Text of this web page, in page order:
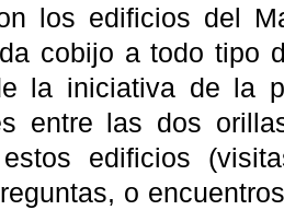
los edificios del
cobijo a todo tipo
la iniciativa de la
entre las dos
edificios
o